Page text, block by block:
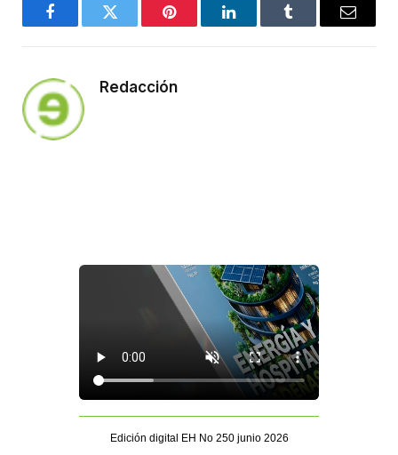
FacebookTwitter Pinterest LinkedInTumblr Email
Redacción
Edición digital EH No 250 junio 2026